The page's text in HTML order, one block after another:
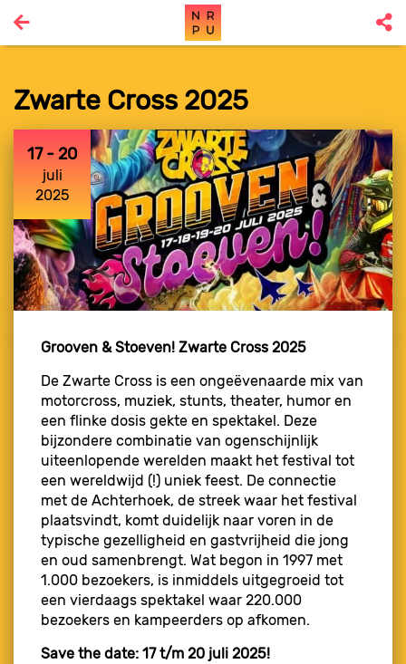
Zwarte Cross 2025
17 - 20
juli
2025
Grooven & Stoeven! Zwarte Cross 2025
De Zwarte Cross is een ongeëvenaarde mix van
motorcross, muziek, stunts, theater, humor en
een flinke dosis gekte en spektakel. Deze
bijzondere combinatie van ogenschijnlijk
uiteenlopende werelden maakt het festival tot
een wereldwijd (!) uniek feest. De connectie
met de Achterhoek, de streek waar het festival
plaatsvindt, komt duidelijk naar voren in de
typische gezelligheid en gastvrijheid die jong
en oud samenbrengt. Wat begon in 1997 met
1.000 bezoekers, is inmiddels uitgegroeid tot
een vierdaags spektakel waar 220.000
bezoekers en kampeerders op afkomen.
Save the date: 17 t/m 20 juli 2025!